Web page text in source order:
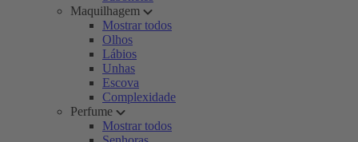
Maquilhagem
Mostrar todos
Olhos
Lábios
Unhas
Escova
Complexidade
Perfume
Mostrar todos